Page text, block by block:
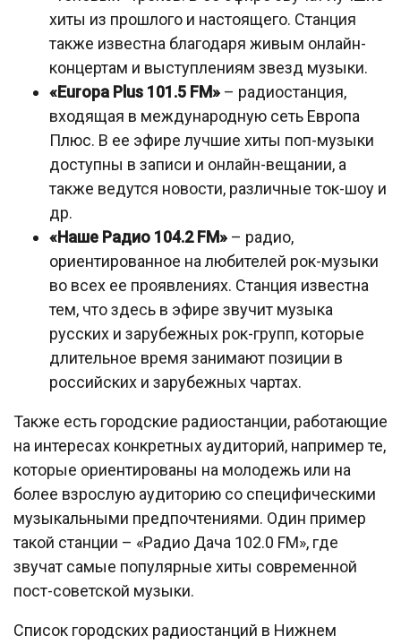
хиты из прошлого и настоящего. Станция
также известна благодаря живым онлайн-
концертам и выступлениям звезд музыки.
«Europa Plus 101.5 FM» – радиостанция,
входящая в международную сеть Европа
Плюс. В ее эфире лучшие хиты поп-музыки
доступны в записи и онлайн-вещании, а
также ведутся новости, различные ток-шоу и
др.
«Наше Радио 104.2 FM» – радио,
ориентированное на любителей рок-музыки
во всех ее проявлениях. Станция известна
тем, что здесь в эфире звучит музыка
русских и зарубежных рок-групп, которые
длительное время занимают позиции в
российских и зарубежных чартах.
Также есть городские радиостанции, работающие
на интересах конкретных аудиторий, например те,
которые ориентированы на молодежь или на
более взрослую аудиторию со специфическими
музыкальными предпочтениями. Один пример
такой станции – «Радио Дача 102.0 FM», где
звучат самые популярные хиты современной
пост-советской музыки.
Список городских радиостанций в Нижнем